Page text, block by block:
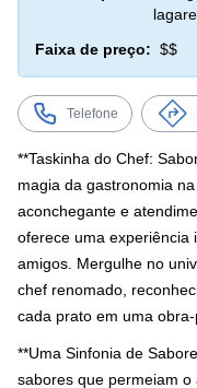
Faixa de preço: $$
Telefone
**Taskinha do Chef:
magia da gastronomia
aconchegante e
oferece uma experiência
amigos. Mergulhe no
chef renomado,
cada prato em uma obra-
**Uma Sinfonia de
sabores que permeiam o